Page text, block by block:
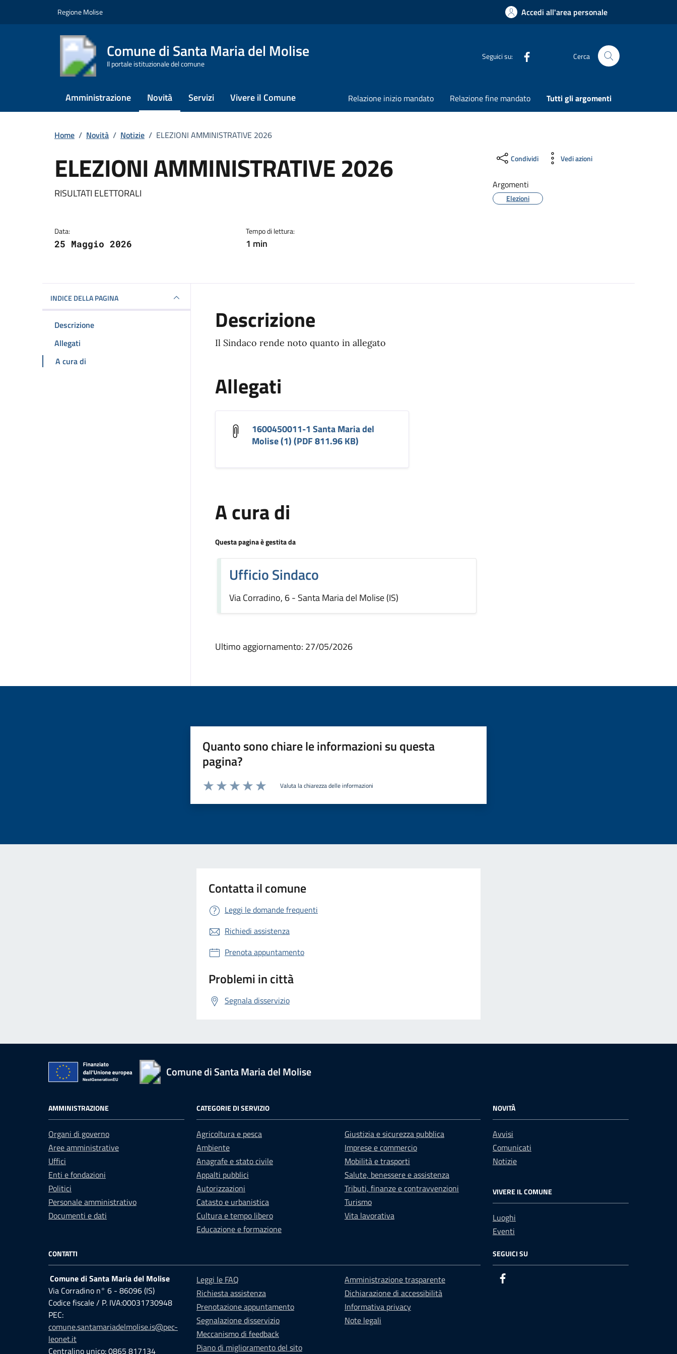
Regione Molise Accedi all'area personale
Comune di Santa Maria del Molise
Il portale istituzionale del comune
Seguici su: Cerca Cerca nel sito
Amministrazione Novità Servizi Vivere il Comune Relazione inizio mandato Relazione fine mandato Tutti gli argomenti
Home / Novità / Notizie / ELEZIONI AMMINISTRATIVE 2026
ELEZIONI AMMINISTRATIVE 2026
Dettagli della notizia
RISULTATI ELETTORALI
Data:
25 Maggio 2026
Tempo di lettura:
1 min
Condividi Vedi azioni
Argomenti
Elezioni
INDICE DELLA PAGINA
Descrizione
Allegati
A cura di
Descrizione
Il Sindaco rende noto quanto in allegato
Allegati
1600450011-1 Santa Maria del
Molise (1) (PDF 811.96 KB)
A cura di
Questa pagina è gestita da
Ufficio Sindaco
Via Corradino, 6 - Santa Maria del Molise (IS)
Ultimo aggiornamento: 27/05/2026
Quanto sono chiare le informazioni su questa
pagina?
Valuta la chiarezza delle informazioni
Contatta il comune
Leggi le domande frequenti
Richiedi assistenza
Prenota appuntamento
Problemi in città
Segnala disservizio
Comune di Santa Maria del Molise
AMMINISTRAZIONE
Organi di governo
Aree amministrative
Uffici
Enti e fondazioni
Politici
Personale amministrativo
Documenti e dati
CATEGORIE DI SERVIZIO
Agricoltura e pesca
Ambiente
Anagrafe e stato civile
Appalti pubblici
Autorizzazioni
Catasto e urbanistica
Cultura e tempo libero
Educazione e formazione
Giustizia e sicurezza pubblica
Imprese e commercio
Mobilità e trasporti
Salute, benessere e assistenza
Tributi, finanze e contravvenzioni
Turismo
Vita lavorativa
NOVITÀ
Avvisi
Comunicati
Notizie
VIVERE IL COMUNE
Luoghi
Eventi
CONTATTI
Comune di Santa Maria del Molise
Via Corradino n° 6 - 86096 (IS)
Codice fiscale / P. IVA:00031730948
PEC:
comune.santamariadelmolise.is@pec-
leonet.it
Centralino unico: 0865 817134
Leggi le FAQ
Richiesta assistenza
Prenotazione appuntamento
Segnalazione disservizio
Meccanismo di feedback
Piano di miglioramento del sito
Amministrazione trasparente
Dichiarazione di accessibilità
Informativa privacy
Note legali
SEGUICI SU